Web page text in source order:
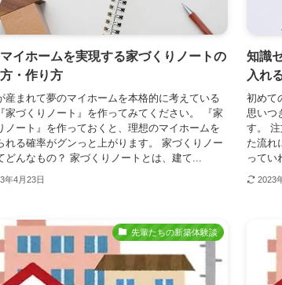
イホームを実現する家づくりノートの
・作り方
産まれて夢のマイホームを本格的に考えている
家づくりノート』を作ってみてください。 『家
ノート』を作っておくと、理想のマイホームを
れる確率がグンっと上がります。 家づくりノー
どんなもの？ 家づくりノートとは、建て...
年4月23日
知識
入れ
初めて
思いつ
す。
た流れ
ってい
2023
先輩たちの新築体験談